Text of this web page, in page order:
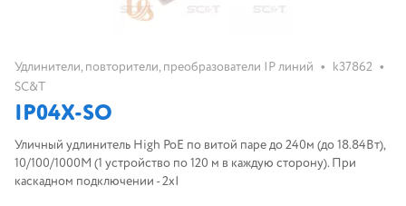
Удлинители, повторители, преобразователи IP линий • k37862 •
SC&T
IP04X-SO
Уличный удлинитель High PoE по витой паре до 240м (до 18.84Вт),
10/100/1000M (1 устройство по 120 м в каждую сторону). При
каскадном подключении - 2хI